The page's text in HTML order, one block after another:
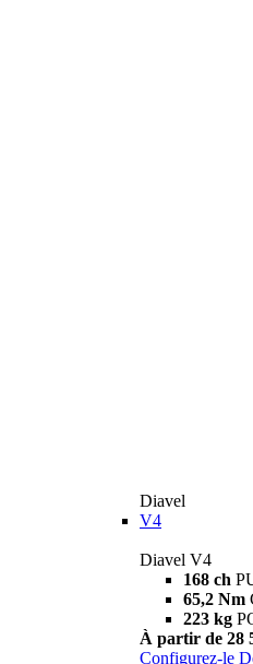
Diavel
V4
Diavel V4
168 ch
65,2 Nm
223 kg
À partir de 28
Configurez-le